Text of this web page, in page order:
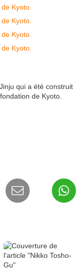
qui a été construit
de Kyoto.